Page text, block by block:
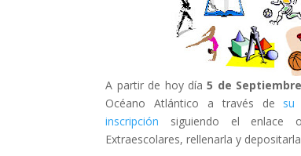
A partir de hoy día5 de Septiembre
Océano Atlántico a través de su
inscripción siguiendo el enlace
Extraescolares, rellenarla y